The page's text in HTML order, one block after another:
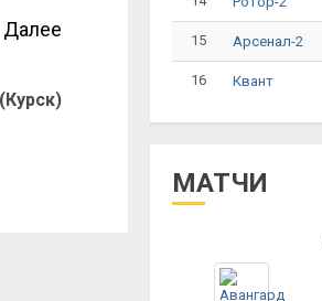
Далее 15 Арсенал-2
16 Квант
МАТЧИ